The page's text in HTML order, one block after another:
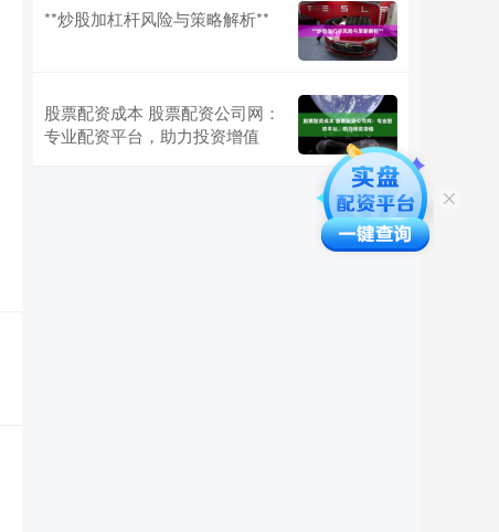
**炒股加杠杆风险与策略解析**
股票配资成本 股票配资公司网：
专业配资平台，助力投资增值